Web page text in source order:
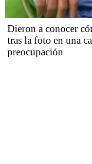
Dieron a conocer
tras la foto en una
preocupación